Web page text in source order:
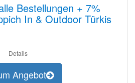
Bestellungen + 7%
In & Outdoor Türkis
Details
Angebot